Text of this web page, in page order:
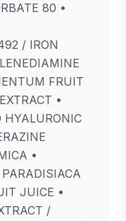
80 •
/ IRON
FRUIT
•
HYALURONIC
•
JUICE •
/